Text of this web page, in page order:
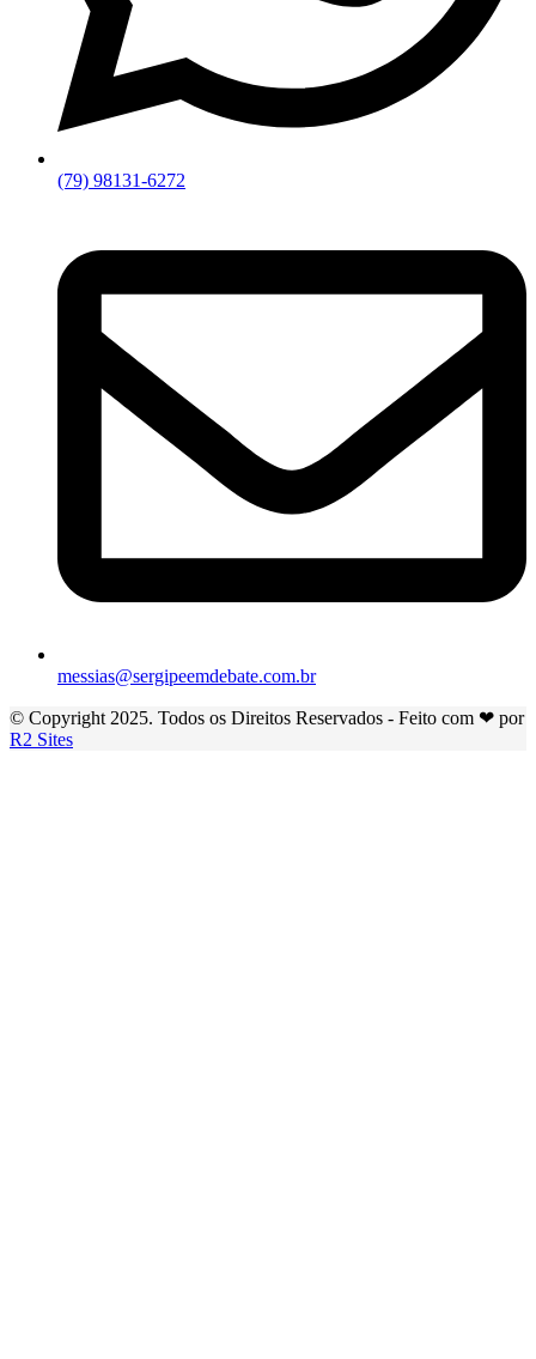
(79) 98131-6272
messias@sergipeemdebate.com.br
© Copyright 2025. Todos os Direitos Reservados - Feito com ❤ por
R2 Sites